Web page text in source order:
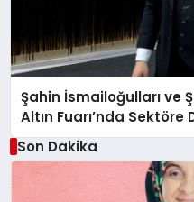
Şahin İsmailoğulları ve
Altın Fuarı’nda
Son Dakika